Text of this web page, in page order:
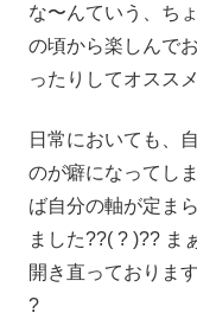
な〜んていう、ち
の頃から楽しんで
ったりしてオスス
日常においても、
のが癖になってし
ば自分の軸が定ま
ました??( ? )?? ま
開き直っております
?